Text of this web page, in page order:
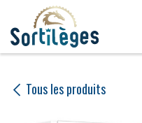
Se rendre au contenu
Tous les produits